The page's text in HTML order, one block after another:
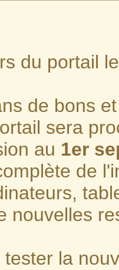
du portail
de bons
sera
au 1er
de
nouvelles
tester la